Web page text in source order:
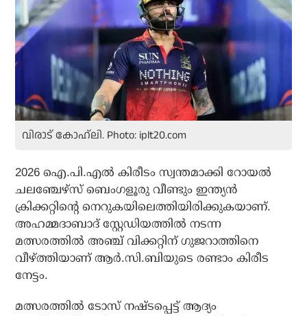
വിരാട് കോഹ്‌ലി. Photo: iplt20.com
2026 ഐ.പി.എല്‍ കിരീടം സ്വന്തമാക്കി റോയല്‍
ചലഞ്ചേഴ്‌സ് ബെംഗളൂരു വീണ്ടും ഇന്ത്യന്‍
ക്രിക്കറ്റിന്റെ നെറുകയിലെത്തിയിരിക്കുകയാണ്.
അഹമ്മദാബാദ് സ്റ്റേഡിയത്തില്‍ നടന്ന
മത്സരത്തില്‍ അഞ്ച് വിക്കറ്റിന് ഗുജറാത്തിനെ
വീഴ്ത്തിയാണ് ആര്‍.സി.ബിയുടെ രണ്ടാം കിരീട
നേട്ടം.
മത്സരത്തില്‍ ടോസ് നഷ്ടപ്പെട്ട് ആദ്യം